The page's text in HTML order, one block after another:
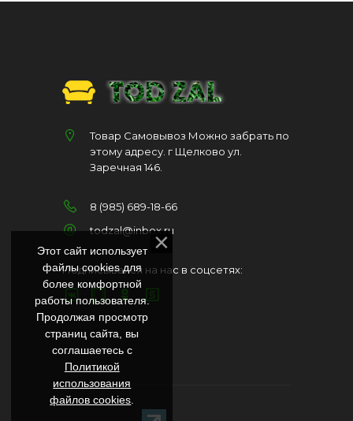
Товар Самовывоз Можно забрать по
этому адресу. г Щелково ул.
Заречная 146.
8 (985) 689-18-66
todzal@inbox.ru
Подписывайся на нас в соцсетях:
Этот сайт использует
файлы cookies для
более комфортной
работы пользователя.
Продолжая просмотр
страниц сайта, вы
соглашаетесь с
Политикой
использования
файлов cookies